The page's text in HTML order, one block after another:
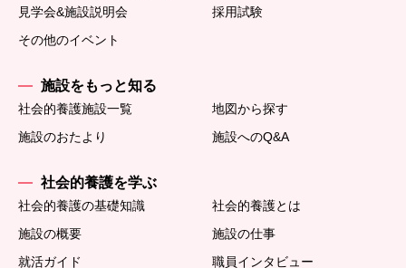
見学会&施設説明会
採用試験
その他のイベント
施設をもっと知る
社会的養護施設一覧
地図から探す
施設のおたより
施設へのQ&A
社会的養護を学ぶ
社会的養護の基礎知識
社会的養護とは
施設の概要
施設の仕事
就活ガイド
職員インタビュー